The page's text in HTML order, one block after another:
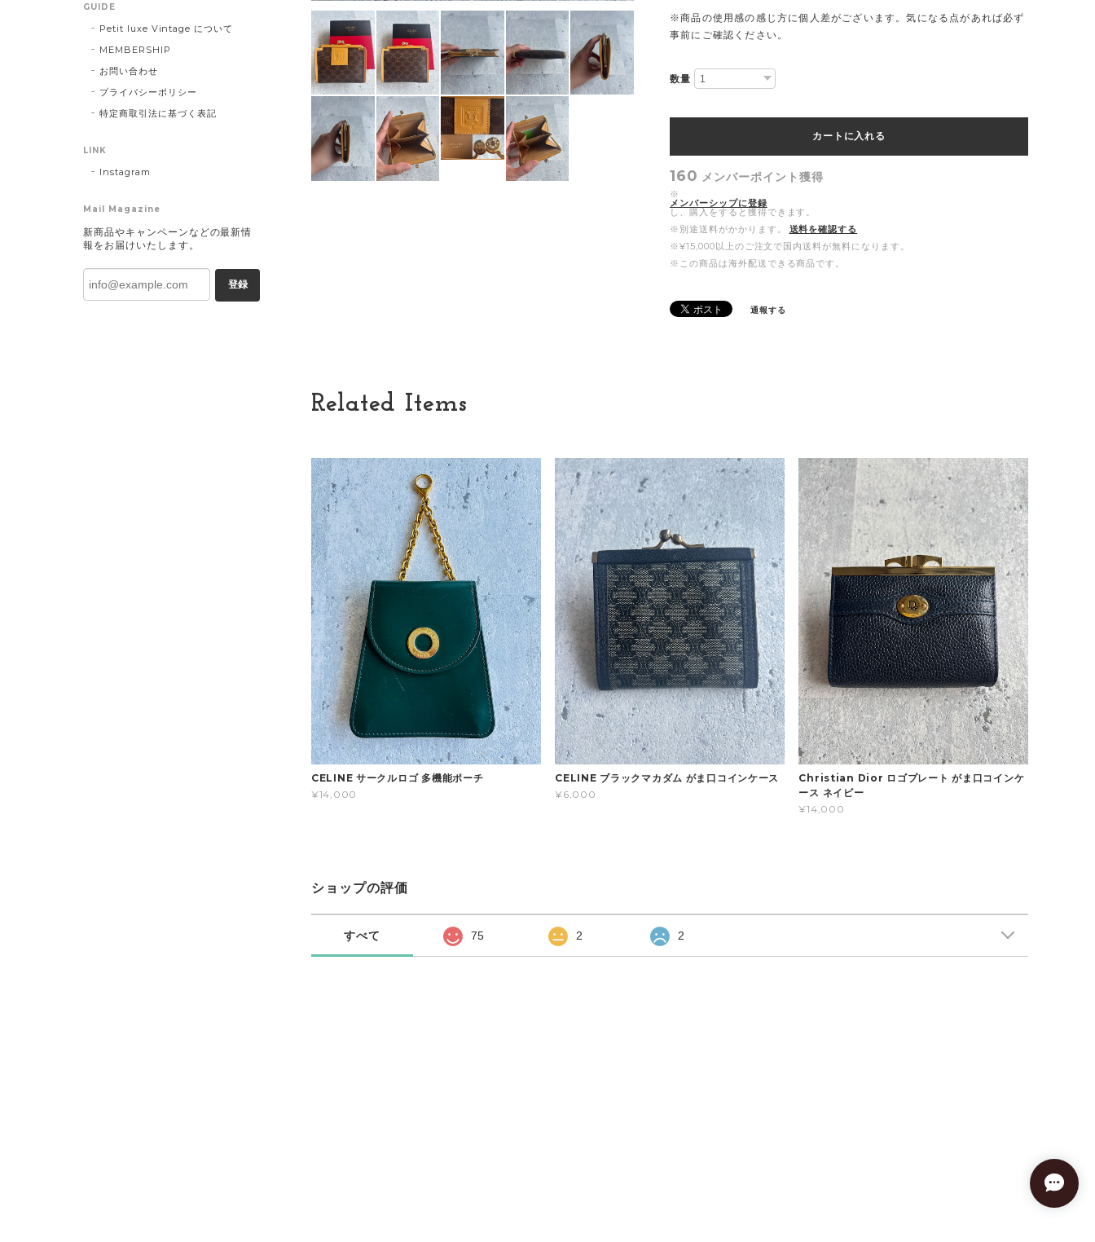
※商品の使用感の感じ方に個人差がございます。気になる点があれば必ず
事前にご確認ください。
数量
カートに入れる
160 メンバーポイント 獲得
※
メンバーシップに登録
し、購入をすると獲得できます。
※別途送料がかかります。
送料を確認する
※¥15,000以上のご注文で国内送料が無料になります。
※この商品は海外配送できる商品です。
通報する
Related Items
CELINE サークルロゴ 多機能ポーチ
¥14,000
CELINE ブラックマカダム がま口コインケース
¥6,000
Christian Dior ロゴプレート がま口コインケ
ース ネイビー
¥14,000
ショップの評価
すべて 75 2 2
GUIDE
Petit luxe Vintage について
MEMBERSHIP
お問い合わせ
プライバシーポリシー
特定商取引法に基づく表記
LINK
Instagram
Mail Magazine
新商品やキャンペーンなどの最新情
報をお届けいたします。
登録